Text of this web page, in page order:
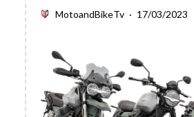
MotoandBikeTv · 17/03/2023